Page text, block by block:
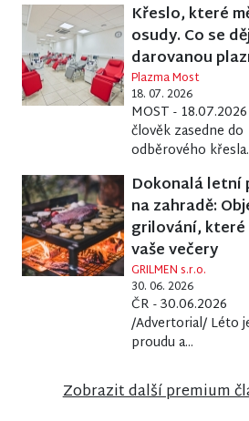
Křeslo, které
osudy. Co se
darovanou
Plazma Most
18. 07. 2026
MOST -
člověk zasedne do
odběrového
Dokonalá letní
na zahradě:
grilování, které
vaše večery
GRILMEN s.r.o.
30. 06. 2026
ČR - 30.06.2026
/Advertorial/ Léto
proudu a...
Zobrazit další premium